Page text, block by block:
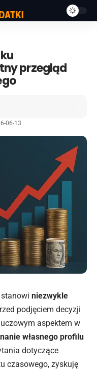
przegląd
06-13
stanowi niezwykle
podjęciem decyzji
aspektem w
własnego profilu
dotyczące
czasowego, zyskuję